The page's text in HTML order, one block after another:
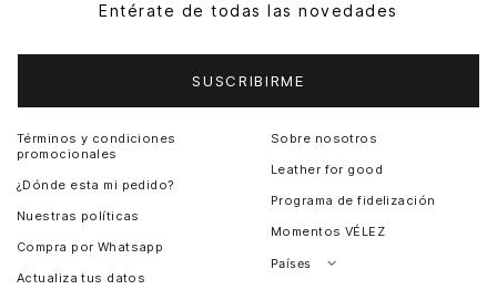
Entérate de todas las novedades
SUSCRIBIRME
Términos y condiciones
promocionales
¿Dónde esta mi pedido?
Nuestras políticas
Compra por Whatsapp
Actualiza tus datos
Sobre nosotros
Leather for good
Programa de fidelización
Momentos VÉLEZ
Países